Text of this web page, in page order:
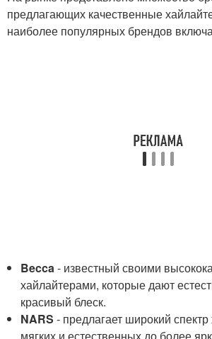
предлагающих качественные
наиболее популярных брендов
Becca- известный своими
хайлайтерами, которые дают
красивый блеск.
NARS - предлагает широкий